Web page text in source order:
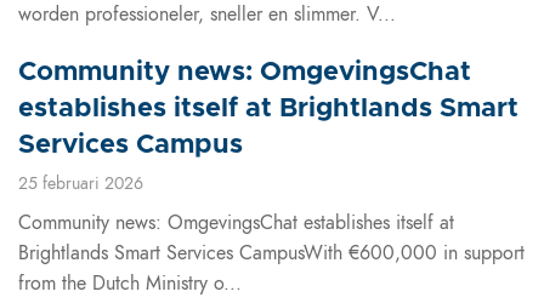
worden professioneler, sneller en slimmer. V...
Community news: OmgevingsChat
establishes itself at Brightlands Smart
Services Campus
25 februari 2026
Community news: OmgevingsChat establishes itself at
Brightlands Smart Services CampusWith €600,000 in support
from the Dutch Ministry o...